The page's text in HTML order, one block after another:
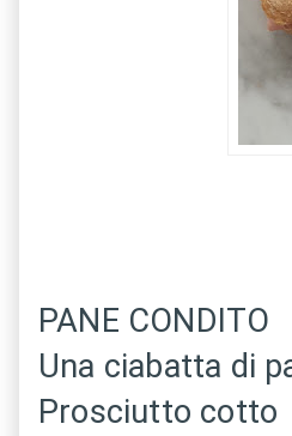
PANE CONDITO
Una ciabatta di
Prosciutto cotto